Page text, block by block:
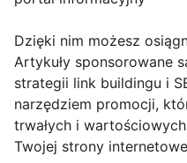
Dzięki nim możesz
Artykuły sponsorowane
strategii link buildingu i
narzędziem promocji,
trwałych i
Twojej strony